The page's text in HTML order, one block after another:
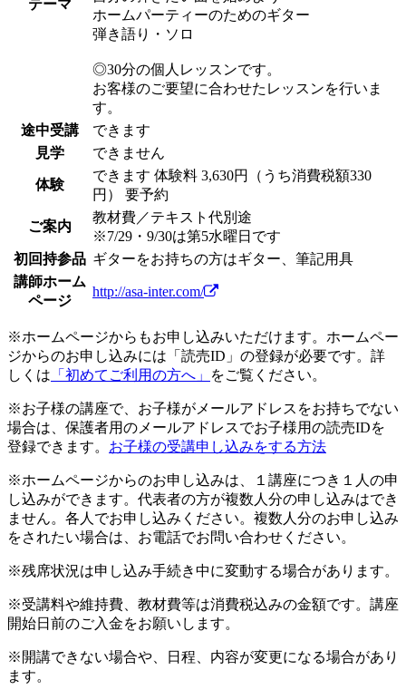
テーマ
ホームパーティーのためのギター
弾き語り・ソロ
◎30分の個人レッスンです。
お客様のご要望に合わせたレッスンを行いま
す。
途中受講
できます
見学
できません
体験
できます 体験料 3,630円（うち消費税額330
円） 要予約
ご案内
教材費／テキスト代別途
※7/29・9/30は第5水曜日です
初回持参品 ギターをお持ちの方はギター、筆記用具
講師ホーム
ページ
http://asa-inter.com/
※ホームページからもお申し込みいただけます。ホームペー
ジからのお申し込みには「読売ID」の登録が必要です。詳
しくは 「初めてご利用の方へ」 をご覧ください。
※お子様の講座で、お子様がメールアドレスをお持ちでない
場合は、保護者用のメールアドレスでお子様用の読売IDを
登録できます。 お子様の受講申し込みをする方法
※ホームページからのお申し込みは、１講座につき１人の申
し込みができます。代表者の方が複数人分の申し込みはでき
ません。各人でお申し込みください。複数人分のお申し込み
をされたい場合は、お電話でお問い合わせください。
※残席状況は申し込み手続き中に変動する場合があります。
※受講料や維持費、教材費等は消費税込みの金額です。講座
開始日前のご入金をお願いします。
※開講できない場合や、日程、内容が変更になる場合があり
ます。